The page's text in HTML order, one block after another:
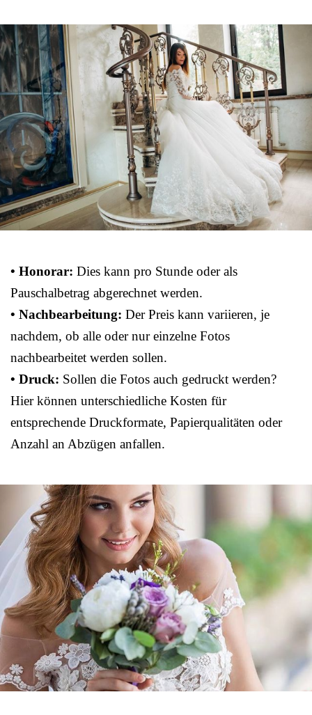
• Honorar: Dies kann pro Stunde oder als
Pauschalbetrag abgerechnet werden.
• Nachbearbeitung: Der Preis kann variieren, je
nachdem, ob alle oder nur einzelne Fotos
nachbearbeitet werden sollen.
• Druck: Sollen die Fotos auch gedruckt werden?
Hier können unterschiedliche Kosten für
entsprechende Druckformate, Papierqualitäten oder
Anzahl an Abzügen anfallen.